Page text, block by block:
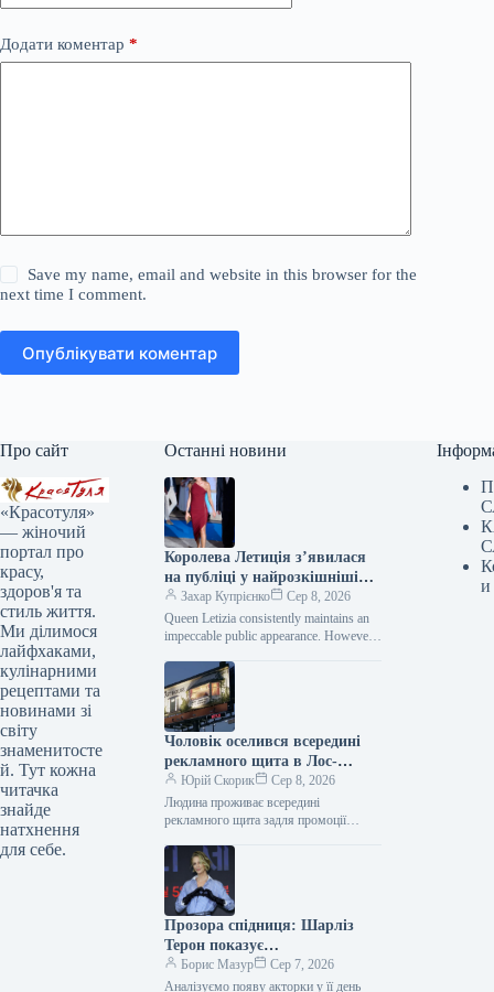
Додати коментар *
Save my name, email and website in this browser for the
next time I comment.
Опублікувати коментар
Про сайт
«Красотуля»
— жіночий
портал про
красу,
здоров'я та
стиль життя.
Ми ділимося
лайфхаками,
кулінарними
рецептами та
новинами зі
світу
знаменитосте
й. Тут кожна
читачка
знайде
натхнення
для себе.
Останні новини
Королева Летиція з’явилася
на публіці у найрозкішнішій
сукні цього літа
Захар Купрієнко
Сер 8, 2026
Queen Letizia consistently maintains an
impeccable public appearance. However,
managed to surprise everyone.…
Чоловік оселився всередині
рекламного щита в Лос-
Анджелесі — Netflix рекламує
фільм “Останній дім” —
культурні новини.
Юрій Скорик
Сер 8, 2026
Людина проживає всередині
рекламного щита задля промоції
YouTube Чоловік перебуватиме в
імпровізованій вітальні протягом…
Прозора спідниця: Шарліз
Терон показує
найвідважніший тренд 2026
року
Борис Мазур
Сер 7, 2026
Аналізуємо появу акторки у її день
и